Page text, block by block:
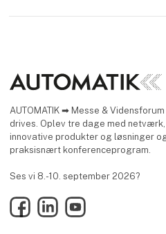
AUTOMATIK ➡ Messe &
drives. Oplev tre dage med
innovative produkter og løsninger
praksisnært konferenceprogram.
Ses vi 8.-10. september 2026?
FacebookLinkedInYouTube